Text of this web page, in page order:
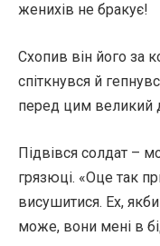
женихів не бракує!
Схопив він його за
спіткнувся й
перед цим великий
Підвівся солдат –
грязюці. «Оце так
висушитися. Ех,
може, вони мені в